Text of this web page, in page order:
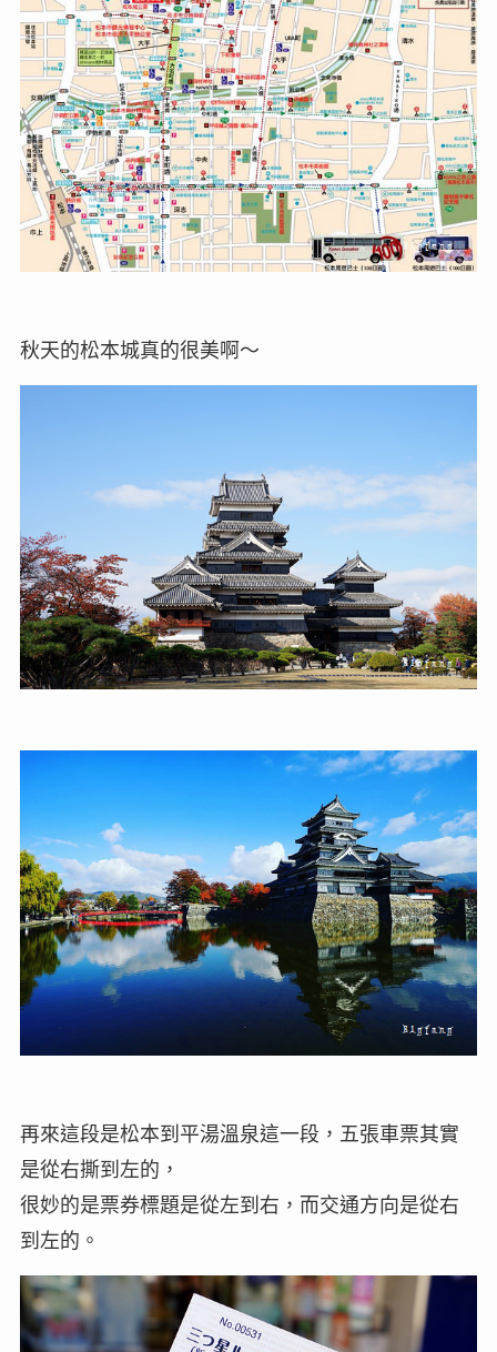
秋天的松本城真的很美啊～
再來這段是松本到平湯溫泉這一段，五張車票其實
是從右撕到左的，
很妙的是票券標題是從左到右，而交通方向是從右
到左的。